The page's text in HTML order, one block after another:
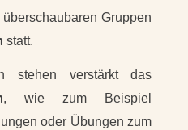
Gruppen
statt.
stehen verstärkt das
, wie zum Beispiel
oder Übungen zum